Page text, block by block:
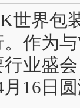
世界包
作为
业盛
16日